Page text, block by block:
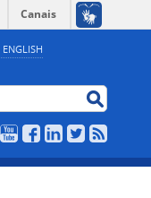
ENGLISH
Canais
YouTubeFacebookLinkedIn
Twitter